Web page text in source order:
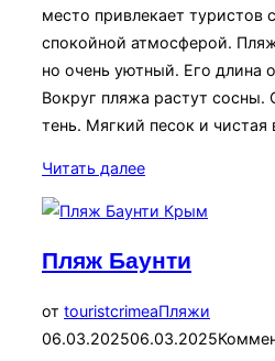
место привлекает туристов
спокойной атмосферой.
но очень уютный. Его длина
Вокруг пляжа растут сосны.
тень. Мягкий песок и чистая
Читать далее«Пляж
Пляж Баунти
от touristcrimeaПляжи
06.03.202506.03.2025